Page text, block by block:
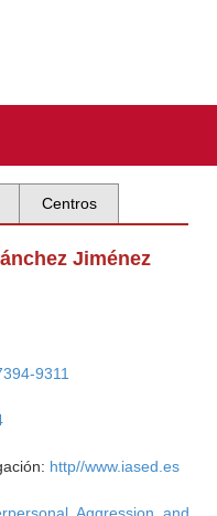
Centros
Jiménez
9311
http//www.iased.es